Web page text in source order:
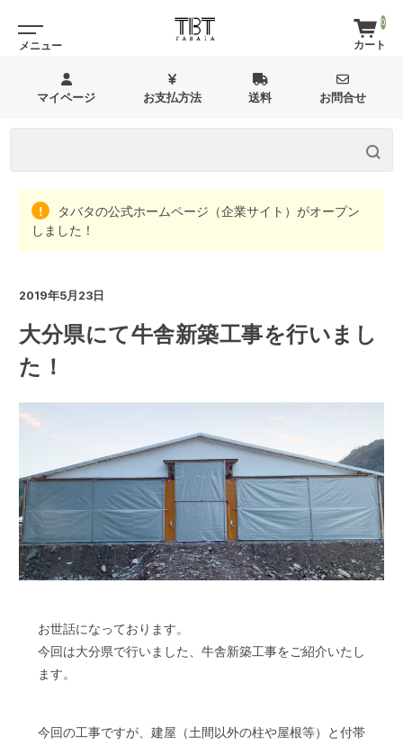
0
マイページ お支払方法 送料 お問合せ
タバタの公式ホームページ（企業サイト）がオープン
しました！
2019年5月23日
大分県にて牛舎新築工事を行いまし
た！
お世話になっております。
今回は大分県で行いました、牛舎新築工事をご紹介いたし
ます。
今回の工事ですが、建屋（土間以外の柱や屋根等）と付帯